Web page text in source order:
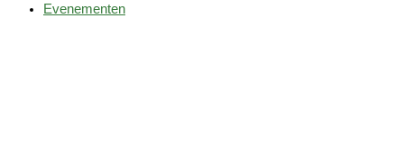
Evenementen